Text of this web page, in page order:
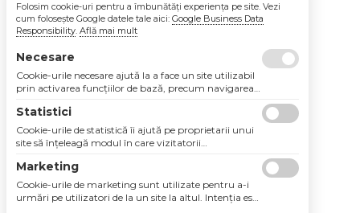
Folosim cookie-uri pentru a îmbunătăți experiența pe site. Vezi
cum folosește Google datele tale aici: Google Business Data
Responsibility. Află mai mult
Necesare
Cookie-urile necesare ajută la a face un site utilizabil
prin activarea funcţiilor de bază, precum navigarea
Site-ul nu poate funcţiona corespunzător fără aceste
cookie-uri.
Statistici
Cookie-urile de statistică îi ajută pe proprietarii unui
site să înţeleagă modul în care vizitatorii
raportarea informaţiilor în mod anonim.
Marketing
Cookie-urile de marketing sunt utilizate pentru a-i
urmări pe utilizatori de la un site la altul. Intenţia este